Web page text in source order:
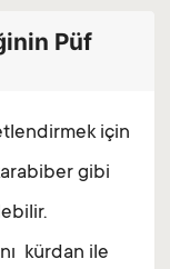
Püf
için
gibi
kürdan ile